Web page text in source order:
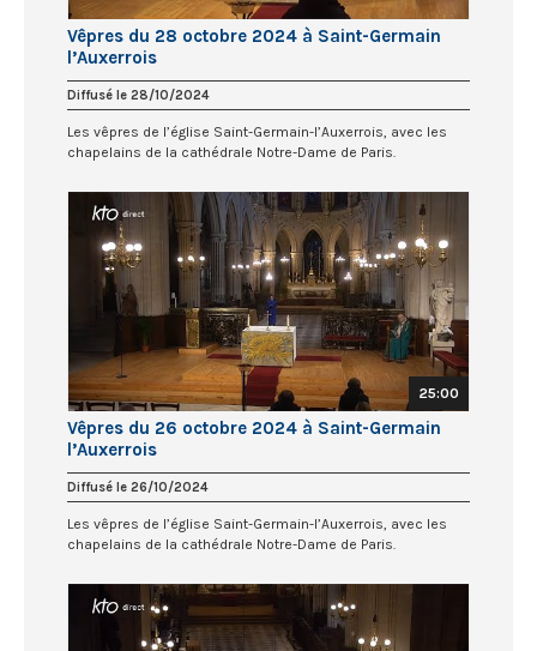
Vêpres du 28 octobre 2024 à Saint-Germain
l’Auxerrois
Diffusé le 28/10/2024
Les vêpres de l’église Saint-Germain-l’Auxerrois, avec les
chapelains de la cathédrale Notre-Dame de Paris.
25:00
Vêpres du 26 octobre 2024 à Saint-Germain
l’Auxerrois
Diffusé le 26/10/2024
Les vêpres de l’église Saint-Germain-l’Auxerrois, avec les
chapelains de la cathédrale Notre-Dame de Paris.